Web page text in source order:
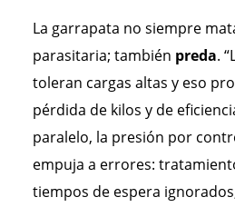
La garrapata no siempre
parasitaria; también preda.
toleran cargas altas y eso
pérdida de kilos y de
paralelo, la presión por
empuja a errores:
tiempos de espera